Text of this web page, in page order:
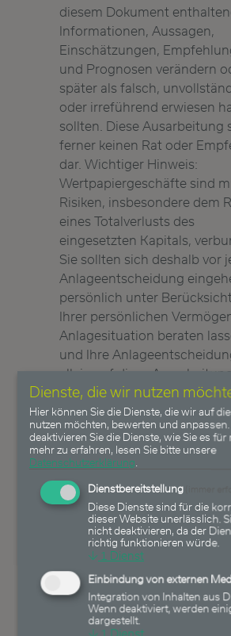
diesem Dokument
Informationen, Aussagen,
Einschätzungen,
und Prognosen verändern
später als falsch,
oder irreführend erwiesen
sollten. Diese Ausarbeitung
ferner keinen Rat oder
dar. Wichtiger Hinweis:
Wertpapiergeschäfte sind
Risiken, insbesondere dem
eines Totalverlusts des
eingesetzten Kapitals,
Sie sollten sich deshalb vor
Anlageentscheidung
persönlich unter
Ihrer persönlichen
Anlagesituation beraten
und Ihre
allein auf diese
stützen. Bitte wenden Sie
hierzu an Ihre Kredit- und
Wertpapierinstitute. Die
Zulässigkeit des Erwerbs
Wertpapiers kann an
Voraussetzungen -
Ihre Staatsangehörigkeit -
gebunden sein. Bitte lassen
sich auch hierzu vor einer
Anlageentscheidung
beraten. Einer der von der
Heemann
AG gemanagten Fonds oder
Dienste, die wir nutzen
Hier können Sie die Dienste, die wir auf
nutzen möchten, bewerten und
deaktivieren Sie die Dienste, wie Sie es für
mehr zu erfahren, lesen Sie bitte unsere
Datenschutzerklärung
Dienstbereitstellung
Diese Dienste sind für die
dieser Website unerlässlich.
nicht deaktivieren, da der
richtig funktionieren würde.
↓ 1 Dienst
Einbindung von externen
Integration von Inhalten aus
Wenn deaktiviert, werden
dargestellt.